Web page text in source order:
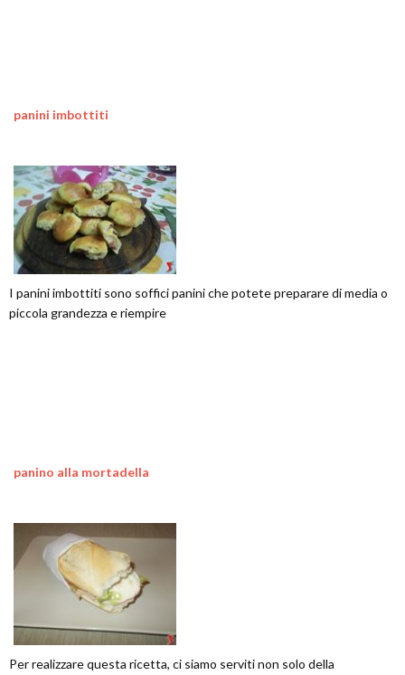
panini imbottiti
I panini imbottiti sono soffici panini che potete preparare di media o
piccola grandezza e riempire
panino alla mortadella
Per realizzare questa ricetta, ci siamo serviti non solo della